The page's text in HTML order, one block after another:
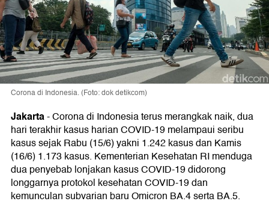
Corona di Indonesia. (Foto: dok detikcom)
Jakarta-Corona di Indonesia terus merangkak naik, dua
hari terakhir kasus harian COVID-19 melampaui seribu
kasus sejak Rabu (15/6) yakni 1.242 kasus dan Kamis
(16/6) 1.173 kasus. Kementerian Kesehatan RI menduga
dua penyebab lonjakan kasus COVID-19 didorong
longgarnya protokol kesehatan COVID-19 dan
kemunculan subvarian baru Omicron BA.4 serta BA.5.